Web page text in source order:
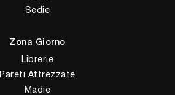
Sedie
Zona Giorno
Librerie
Pareti Attrezzate
Madie